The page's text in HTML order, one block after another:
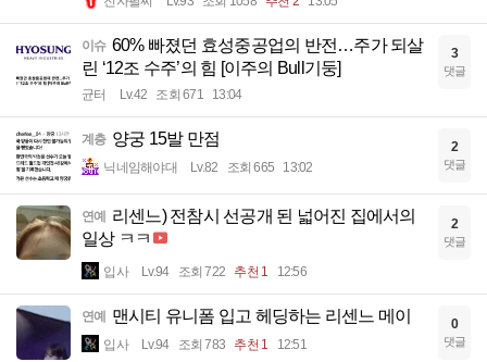
이슈 60% 빠졌던 효성중공업의 반전…주가 되살
린 ‘12조 수주’의 힘 [이주의 Bull기둥]
균터 Lv.42 조회 671 13:04
3
댓글
계층 양궁 15발 만점
닉네임해야대 Lv.82 조회 665 13:02
2
댓글
연예
리센느) 전참시 선공개 된 넓어진 집에서의
일상 ㅋㅋ
입사 Lv.94 조회 722 추천 1 12:56
2
댓글
연예 맨시티 유니폼 입고 헤딩하는 리센느 메이
입사 Lv.94 조회 783 추천 1 12:51
0
댓글